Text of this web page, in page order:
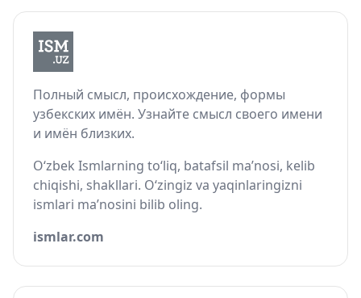
Полный смысл, происхождение, формы
узбекских имён. Узнайте смысл своего имени
и имён близких.
O‘zbek Ismlarning to‘liq, batafsil ma’nosi, kelib
chiqishi, shakllari. O‘zingiz va yaqinlaringizni
ismlari ma’nosini bilib oling.
ismlar.com